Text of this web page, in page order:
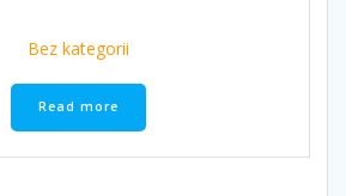
Bez kategorii
Read more